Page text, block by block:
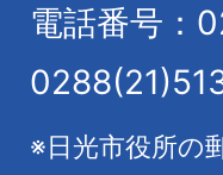
電話番号：
※日光市役所の